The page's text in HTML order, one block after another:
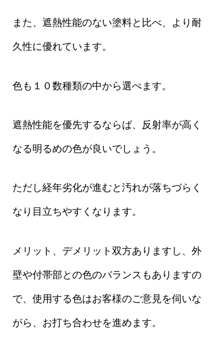
また、遮熱性能のない塗料と比べ、より耐
久性に優れています。
色も１０数種類の中から選べます。
遮熱性能を優先するならば、反射率が高く
なる明るめの色が良いでしょう。
ただし経年劣化が進むと汚れが落ちづらく
なり目立ちやすくなります。
メリット、デメリット双方ありますし、外
壁や付帯部との色のバランスもありますの
で、使用する色はお客様のご意見を伺いな
がら、お打ち合わせを進めます。